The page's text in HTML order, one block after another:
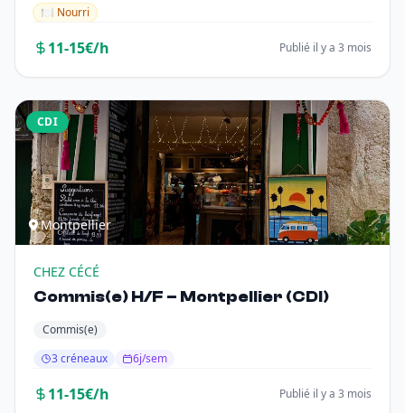
🍽️ Nourri
11-15€/h Publié il y a 3 mois
CDI
Montpellier
CHEZ CÉCÉ
Commis(e) H/F – Montpellier (CDI)
Commis(e)
3 créneaux
6j/sem
11-15€/h Publié il y a 3 mois